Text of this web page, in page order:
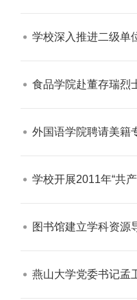
学校深入推进二级单
食品学院赴董存瑞烈
外国语学院聘请美籍
学校开展2011年“共
图书馆建立学科资源
燕山大学党委书记孟